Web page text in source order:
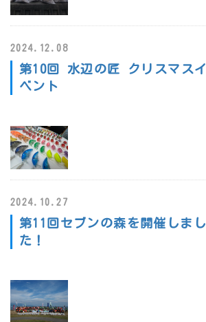
2024.12.08
第10回 水辺の匠 クリスマスイ
ベント
2024.10.27
第11回セブンの森を開催しまし
た！